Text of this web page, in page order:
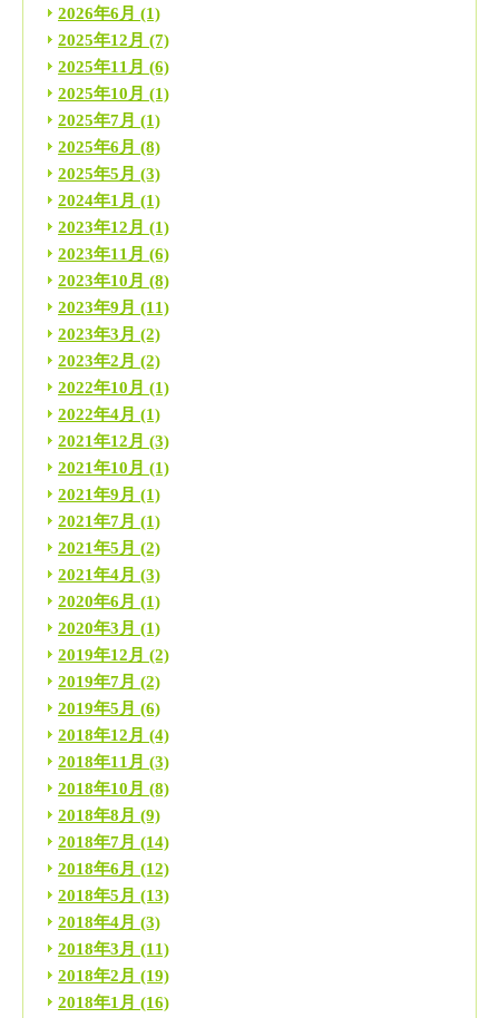
2026年6月 (1)
2025年12月 (7)
2025年11月 (6)
2025年10月 (1)
2025年7月 (1)
2025年6月 (8)
2025年5月 (3)
2024年1月 (1)
2023年12月 (1)
2023年11月 (6)
2023年10月 (8)
2023年9月 (11)
2023年3月 (2)
2023年2月 (2)
2022年10月 (1)
2022年4月 (1)
2021年12月 (3)
2021年10月 (1)
2021年9月 (1)
2021年7月 (1)
2021年5月 (2)
2021年4月 (3)
2020年6月 (1)
2020年3月 (1)
2019年12月 (2)
2019年7月 (2)
2019年5月 (6)
2018年12月 (4)
2018年11月 (3)
2018年10月 (8)
2018年8月 (9)
2018年7月 (14)
2018年6月 (12)
2018年5月 (13)
2018年4月 (3)
2018年3月 (11)
2018年2月 (19)
2018年1月 (16)